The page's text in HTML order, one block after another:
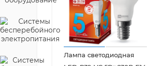
Лампа светодиодная